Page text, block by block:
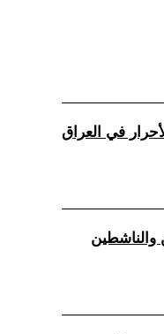
في العراق
والناشطين